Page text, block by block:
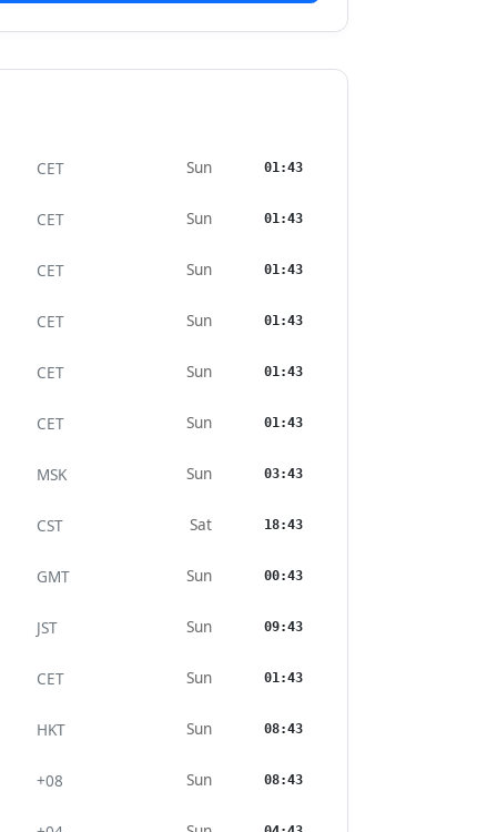
CET Sun 01:43
CET Sun 01:43
CET Sun 01:43
CET Sun 01:43
CET Sun 01:43
CET Sun 01:43
MSK Sun 03:43
CST Sat 18:43
GMT Sun 00:43
JST Sun 09:43
CET Sun 01:43
HKT Sun 08:43
+08 Sun 08:43